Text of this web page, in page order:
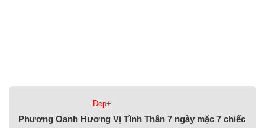
Đẹp+
Phương Oanh Hương Vị Tình Thân 7 ngày mặc 7 chiếc